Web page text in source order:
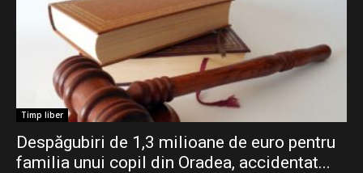
Timp liber
Despăgubiri de 1,3 milioane de euro pentru
familia unui copil din Oradea, accidentat...